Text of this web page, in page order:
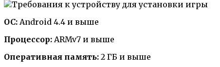
ОС: Android 4.4 и выше
Процессор: ARMv7 и выше
Оперативная память: 2 ГБ и выше